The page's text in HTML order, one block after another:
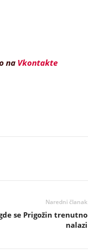
na Vkontakte
Naredni članak
se Prigožin trenutno
nalazi